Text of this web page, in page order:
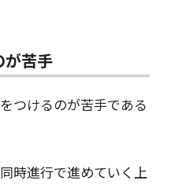
が苦手
つけるのが苦手である
時進行で進めていく上